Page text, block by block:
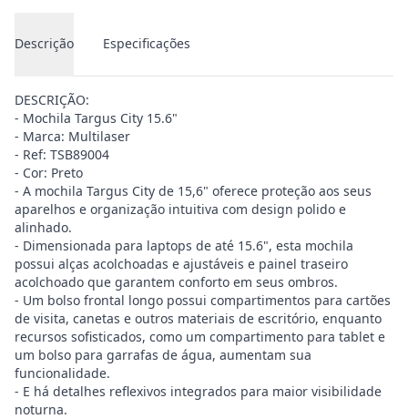
Descrição Especificações
DESCRIÇÃO:
- Mochila Targus City 15.6"
- Marca: Multilaser
- Ref: TSB89004
- Cor: Preto
- A mochila Targus City de 15,6" oferece proteção aos seus
aparelhos e organização intuitiva com design polido e
alinhado.
- Dimensionada para laptops de até 15.6", esta mochila
possui alças acolchoadas e ajustáveis e painel traseiro
acolchoado que garantem conforto em seus ombros.
- Um bolso frontal longo possui compartimentos para cartões
de visita, canetas e outros materiais de escritório, enquanto
recursos sofisticados, como um compartimento para tablet e
um bolso para garrafas de água, aumentam sua
funcionalidade.
- E há detalhes reflexivos integrados para maior visibilidade
noturna.